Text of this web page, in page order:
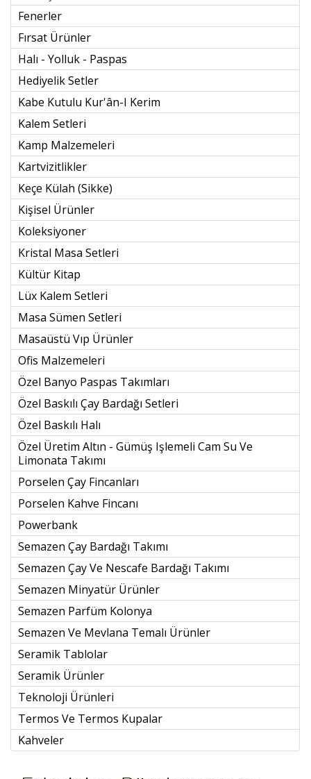
Fenerler
Fırsat Ürünler
Halı - Yolluk - Paspas
Hediyelik Setler
Kabe Kutulu Kur'ân-I Kerim
Kalem Setleri
Kamp Malzemeleri
Kartvizitlikler
Keçe Külah (sikke)
Kişisel Ürünler
Koleksiyoner
Kristal Masa Setleri
Kültür Kitap
Lüx Kalem Setleri
Masa Sümen Setleri
Masaüstü Vıp Ürünler
Ofis Malzemeleri
Özel Banyo Paspas Takımları
Özel Baskılı Çay Bardağı Setleri
Özel Baskılı Halı
Özel Üretim Altın - Gümüş Işlemeli Cam Su Ve
Limonata Takımı
Porselen Çay Fincanları
Porselen Kahve Fincanı
Powerbank
Semazen Çay Bardağı Takımı
Semazen Çay Ve Nescafe Bardağı Takımı
Semazen Minyatür Ürünler
Semazen Parfüm Kolonya
Semazen Ve Mevlana Temalı Ürünler
Seramik Tablolar
Seramik Ürünler
Teknoloji Ürünleri
Termos Ve Termos Kupalar
Kahveler